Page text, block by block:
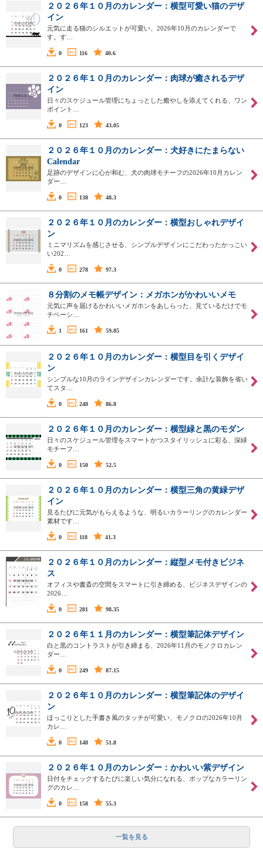
２０２６年１０月のカレンダー：横型可愛い猫のデザ
イン
元気に走る猫のシルエットが可愛い、2026年10月のカレンダーで
す。す…
0 116 40.6
２０２６年１０月のカレンダー：肉球が癒されるデザ
イン
日々のスケジュール管理にちょっとした癒やしを添えてくれる、ワン
ポイント…
0 123 43.05
２０２６年１０月のカレンダー：犬好きにたまらない
Calendar
足跡のデザインに心が和む、犬の肉球モチーフの2026年10月カレン
ダー…
0 138 48.3
２０２６年１０月のカレンダー：横型おしゃれデザイ
ン
ミニマリズムを感じさせる、シンプルデザインにこだわったかっこい
い202…
0 278 97.3
８分割のメモ帳デザイン：メガホンがかわいいメモ
元気に声を届けるかわいいメガホンをあしらった、見ているだけでモ
チベーシ…
1 161 59.85
２０２６年１０月のカレンダー：横型目を引くデザイ
ン
シンプルな10月のラインデザインカレンダーです。余計な装飾を省い
てスタ…
0 248 86.8
２０２６年１０月のカレンダー：横型緑と黒のモダン
日々のスケジュール管理をスマートかつスタイリッシュに彩る、深緑
モチーフ…
0 150 52.5
２０２６年１０月のカレンダー：横型三角の黄緑デザ
イン
見るたびに元気がもらえるような、明るいカラーリングのカレンダー
素材です…
0 118 41.3
２０２６年１０月のカレンダー：縦型メモ付きビジネ
ス
オフィスや書斎の空間をスマートに引き締める、ビジネスデザインの
2026…
0 281 98.35
２０２６年１１月のカレンダー：横型筆記体デザイン
白と黒のコントラストが引き締まる、2026年11月のモノクロカレン
ダー…
0 249 87.15
２０２６年１０月のカレンダー：横型筆記体のデザイ
ン
ほっこりとした手書き風のタッチが可愛い、モノクロの2026年10月
カレ…
0 148 51.8
２０２６年１０月のカレンダー：かわいい紫デザイン
日付をチェックするたびに楽しい気分になれる、ポップなカラーリン
グのカレ…
0 158 55.3
一覧を見る